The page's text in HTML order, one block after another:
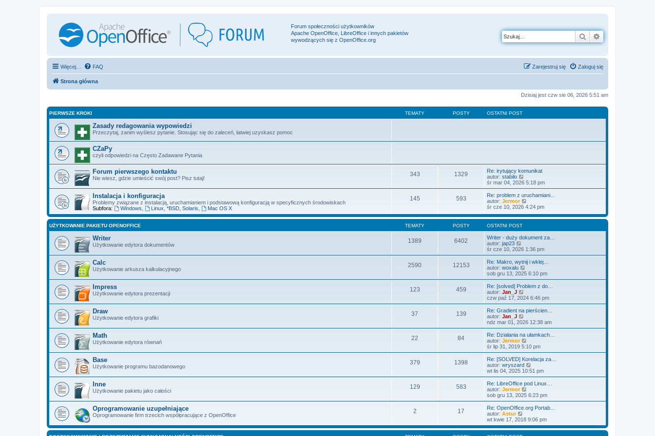
Forum społeczności użytkowników
Apache OpenOffice, LibreOffice i innych pakietów
wywodzących się z OpenOffice.org
Szukaj
Więcej… FAQ Zaloguj się
Zarejestruj się
Strona główna
Dzisiaj jest czw sie 06, 2026 5:51 am
PIERWSZE KROKI TEMATY POSTY OSTATNI POST
Zasady redagowania wypowiedzi
Przeczytaj, zanim wyślesz pytanie. Stosując się do zaleceń, łatwiej uzyskasz pomoc
CZaPy
czyli odpowiedzi na Często Zadawane Pytania
Forum pierwszego kontaktu
Nie wiesz, gdzie umieścić swój post? Pisz tutaj!
343 1329
Re: irytujący komunikat
autor: stabilo
y
ś
w
i
e
l
j
n
o
w
s
z
y
p
o
s
śr mar 04, 2026 5:18 pm
Instalacja i konfiguracja
Problemy związane z instalacją, uruchamianiem i podstawową konfiguracją w specyficznych środowiskach
Subfora:
Windows Linux, *BSD, Solaris Mac OS X
145 593
Re: problem z uruchamiani…
autor: Jermor
y
w
t
l
n
a
j
n
o
w
s
z
p
o
s
śr cze 10, 2026 4:24 pm
UŻYTKOWANIE PAKIETU OPENOFFICE TEMATY POSTY OSTATNI POST
Writer
Użytkowanie edytora dokumentów
1389 6402
Writer - duży dokument za…
autor: jap23
y
ś
w
i
e
n
a
j
o
w
s
z
y
p
o
s
t
śr cze 10, 2026 1:36 pm
Calc
Użytkowanie arkusza kalkulacyjnego
2590 12153
Re: Makro, wytnij i wklej…
autor: woxalu
y
ś
w
e
n
a
j
o
w
s
z
y
p
o
s
t
sob gru 13, 2025 6:10 pm
Impress
Użytkowanie edytora prezentacji
123 459
Re: [solved] Problem z do…
autor: Jan_J
y
ś
w
e
n
a
j
o
w
s
z
y
p
o
s
t
czw paź 17, 2024 6:46 pm
Draw
Użytkowanie edytora grafiki
37 139
Re: Gradient na pierścien…
autor: Jan_J
y
ś
w
i
e
l
n
a
j
o
w
s
z
y
o
s
ndz mar 01, 2026 12:38 am
Math
Użytkowanie edytora równań
22 84
Re: Działania na ułamkach…
autor: Jermor
y
ś
w
i
e
n
a
o
s
z
śr lip 31, 2019 5:10 pm
Base
Użytkowanie programu bazodanowego
379 1398
Re: [SOLVED] Korelacja za…
autor: wryszard
y
ś
w
e
n
a
j
n
wt lis 04, 2025 10:51 pm
Inne
Użytkowanie pakietu jako całości
129 583
Re: LibreOffice pod Linux…
autor: Jermor
y
ś
w
e
l
sob gru 13, 2025 6:23 pm
Oprogramowanie uzupełniające
Oprogramowanie firm trzecich współpracujące z OpenOffice
2 17
Re: OpenOffice.org Portab…
autor: Astur
y
ś
w
wt kwie 17, 2018 9:06 pm